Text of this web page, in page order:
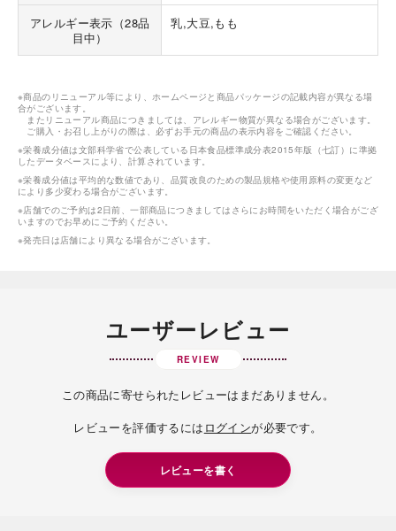
アレルギー表示（28品
目中）
乳,大豆,もも
※商品のリニューアル等により、ホームページと商品パッケージの記載内容が異なる場
合がございます。
またリニューアル商品につきましては、アレルギー物質が異なる場合がございます。
ご購入・お召し上がりの際は、必ずお手元の商品の表示内容をご確認ください。
※栄養成分値は文部科学省で公表している日本食品標準成分表2015年版（七訂）に準拠
したデータベースにより、計算されています。
※栄養成分値は平均的な数値であり、品質改良のための製品規格や使用原料の変更など
により多少変わる場合がございます。
※店舗でのご予約は2日前、一部商品につきましてはさらにお時間をいただく場合がござ
いますのでお早めにご予約ください。
※発売日は店舗により異なる場合がございます。
ユーザーレビュー
REVIEW
この商品に寄せられたレビューはまだありません。
レビューを評価するには ログインが必要です。
レビューを書く